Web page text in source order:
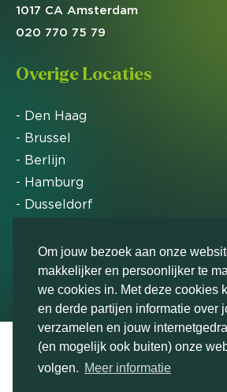
Om jouw bezoek aan onze
makkelijker en persoonlijker te
we cookies in. Met deze cookies
en derde partijen informatie over
verzamelen en jouw
(en mogelijk ook buiten) onze
volgen. Meer informatie
1017 CA Amsterdam
020 770 75 79
Overige Locaties
- Den Haag
- Brussel
- Berlijn
- Hamburg
- Dusseldorf
Markteffect is door het
uitgeroepen tot FD Gazelle in
2018, 2019, 2020, 2021, 2022,